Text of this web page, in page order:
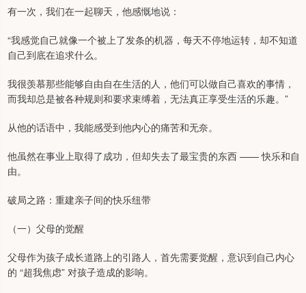
有一次，我们在一起聊天，他感慨地说：
“我感觉自己就像一个被上了发条的机器，每天不停地运转，却不知道
自己到底在追求什么。
我很羡慕那些能够自由自在生活的人，他们可以做自己喜欢的事情，
而我却总是被各种规则和要求束缚着，无法真正享受生活的乐趣。”
从他的话语中，我能感受到他内心的痛苦和无奈。
他虽然在事业上取得了成功，但却失去了最宝贵的东西 —— 快乐和自
由。
破局之路：重建亲子间的快乐纽带
（一）父母的觉醒
父母作为孩子成长道路上的引路人，首先需要觉醒，意识到自己内心
的 “超我焦虑” 对孩子造成的影响。